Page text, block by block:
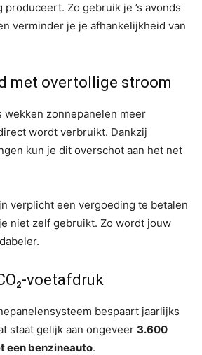
produceert. Zo gebruik je ’s avonds
verminder je je afhankelijkheid van
met overtollige stroom
wekken zonnepanelen meer
wordt verbruikt. Dankzij
kun je dit overschot aan het net
verplicht een vergoeding te betalen
niet zelf gebruikt. Zo wordt jouw
voetafdruk
bespaart jaarlijks
staat gelijk aan ongeveer 3.600
een benzineauto.